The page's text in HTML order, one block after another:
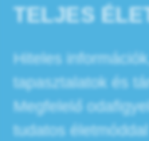
TELJES
Hiteles
tapasztalatok és
Megfelelő
tudatos